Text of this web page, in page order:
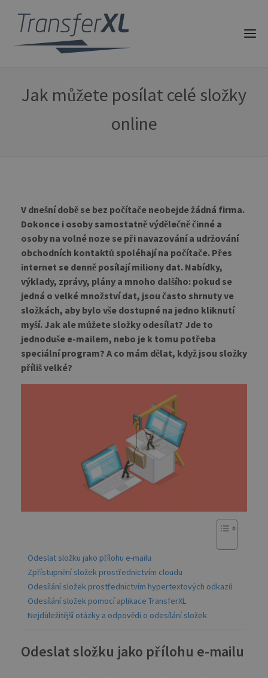
Jak můžete posílat celé složky
online
V dnešní době se bez počítače neobejde žádná firma.
Dokonce i osoby samostatně výdělečně činné a
osoby na volné noze se při navazování a udržování
obchodních kontaktů spoléhají na počítače. Přes
internet se denně posílají miliony dat. Nabídky,
výklady, zprávy, plány a mnoho dalšího: pokud se
jedná o velké množství dat, jsou často shrnuty ve
složkách, aby bylo vše dostupné na jedno kliknutí
myší. Jak ale můžete složky odesílat? Jde to
jednoduše e-mailem, nebo je k tomu potřeba
speciální program? A co mám dělat, když jsou složky
příliš velké?
Odeslat složku jako přílohu e-mailu
Zpřístupnění složek prostřednictvím cloudu
Odesílání složek prostřednictvím hypertextových odkazů
Odesílání složek pomocí aplikace TransferXL
Nejdůležitější otázky a odpovědi o odesílání složek
Odeslat složku jako přílohu e-mailu